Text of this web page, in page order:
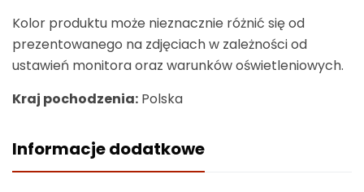
Kolor produktu może nieznacznie różnić się od
prezentowanego na zdjęciach w zależności od
ustawień monitora oraz warunków oświetleniowych.
Kraj pochodzenia: Polska
Informacje dodatkowe